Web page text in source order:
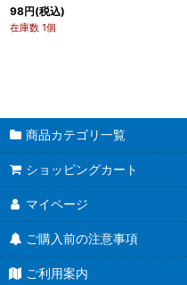
98円(税込)
在庫数 1個
商品カテゴリ一覧
ショッピングカート
マイページ
ご購入前の注意事項
ご利用案内